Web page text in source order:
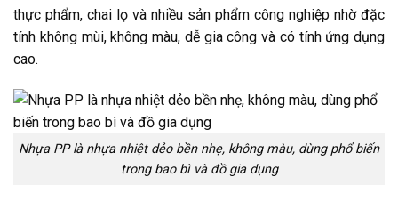
thực phẩm, chai lọ và nhiều sản phẩm công nghiệp nhờ đặc
tính không mùi, không màu, dễ gia công và có tính ứng dụng
cao.
Nhựa PP là nhựa nhiệt dẻo bền nhẹ, không màu, dùng phổ biến
trong bao bì và đồ gia dụng